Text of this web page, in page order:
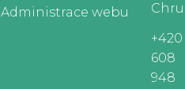
Administrace webu
+420
608
948